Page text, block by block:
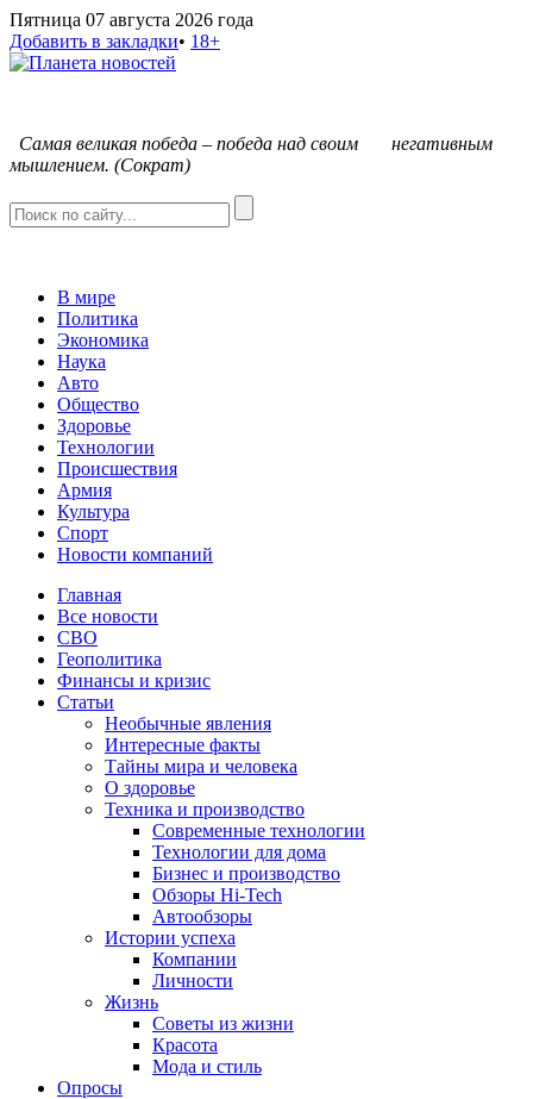
Пятница 07 августа 2026 года
Добавить в закладки• 18+
Самая великая победа – победа над своим негативным
мышлением. (Сократ)
В мире
Политика
Экономика
Наука
Авто
Общество
Здоровье
Технологии
Происшествия
Армия
Культура
Спорт
Новости компаний
Главная
Все новости
СВО
Геополитика
Финансы и кризис
Статьи
Необычные явления
Интересные факты
Тайны мира и человека
О здоровье
Техника и производство
Современные технологии
Технологии для дома
Бизнес и производство
Обзоры Hi-Tech
Автообзоры
Истории успеха
Компании
Личности
Жизнь
Советы из жизни
Красота
Мода и стиль
Опросы